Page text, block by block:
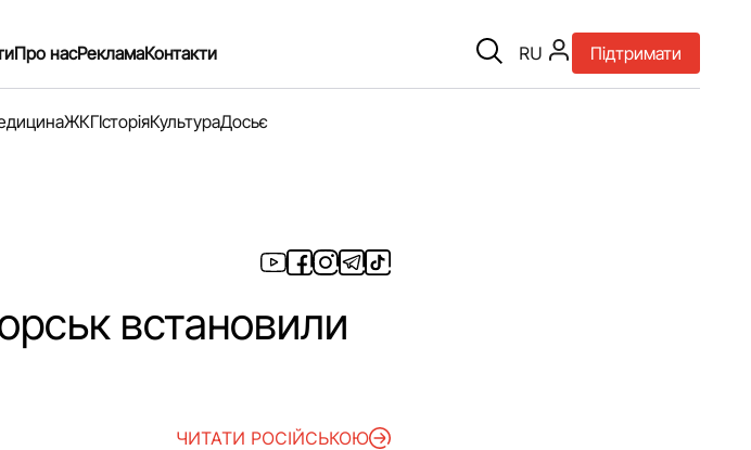
Про насРекламаКонтакти RU Підтримати
ЖКГІсторіяКультураДосьє
встановили
ЧИТАТИ РОСІЙСЬКОЮ